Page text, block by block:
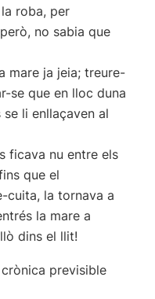
roba, per
no sabia que
mare ja jeia; treure-
se que en lloc duna
li enllaçaven al
ficava nu entre els
que el
cuita, la tornava a
la mare a
dins el llit!
previsible